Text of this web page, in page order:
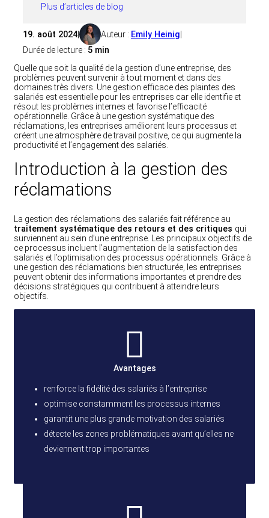
Plus d’articles de blog
19. août 2024 Auteur : Emily Heinig
Durée de lecture : 5 min
Quelle que soit la qualité de la gestion d’une entreprise, des
problèmes peuvent survenir à tout moment et dans des
domaines très divers. Une gestion efficace des plaintes des
salariés est essentielle pour les entreprises car elle identifie et
résout les problèmes internes et favorise l’efficacité
opérationnelle. Grâce à une gestion systématique des
réclamations, les entreprises améliorent leurs processus et
créent une atmosphère de travail positive, ce qui augmente la
productivité et l’engagement des salariés.
Introduction à la gestion des
réclamations
La gestion des réclamations des salariés fait référence au
traitement systématique des retours et des critiques qui
surviennent au sein d’une entreprise. Les principaux objectifs de
ce processus incluent l’augmentation de la satisfaction des
salariés et l’optimisation des processus opérationnels. Grâce à
une gestion des réclamations bien structurée, les entreprises
peuvent obtenir des informations importantes et prendre des
décisions stratégiques qui contribuent à atteindre leurs
objectifs.
Avantages
renforce la fidélité des salariés à l’entreprise
optimise constamment les processus internes
garantit une plus grande motivation des salariés
détecte les zones problématiques avant qu’elles ne
deviennent trop importantes